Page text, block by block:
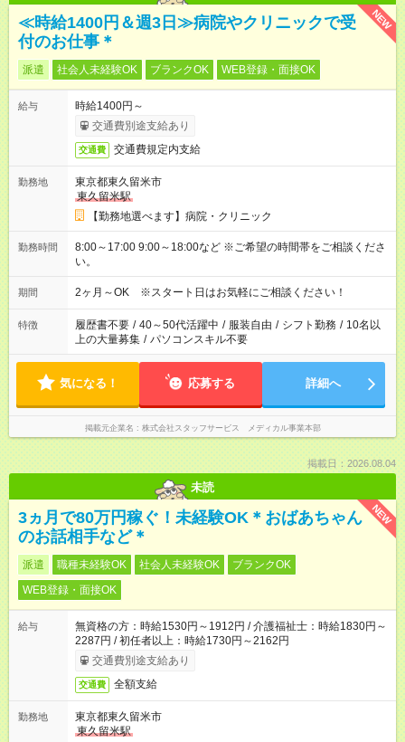
NEW
≪時給1400円＆週3日≫病院やクリニックで受
付のお仕事＊
派遣 社会人未経験OK ブランクOK WEB登録・面接OK
給与
時給1400円～
交通費別途支給あり
交通費 交通費規定内支給
勤務地
東京都東久留米市
東久留米駅
【勤務地選べます】病院・クリニック
勤務時間
8:00～17:00 9:00～18:00など ※ご希望の時間帯をご相談くださ
い。
期間 2ヶ月～OK ※スタート日はお気軽にご相談ください！
特徴 履歴書不要 / 40～50代活躍中 / 服装自由 / シフト勤務 / 10名以
上の大量募集 / パソコンスキル不要
気になる！ 応募する 詳細へ
掲載元企業名 株式会社スタッフサービス メディカル事業本部
掲載日：2026.08.04
未読
NEW
3ヵ月で80万円稼ぐ！未経験OK＊おばあちゃん
のお話相手など＊
派遣 職種未経験OK 社会人未経験OK
ブランクOK
WEB登録・面接OK
給与
無資格の方：時給1530円～1912円 / 介護福祉士：時給1830円～
2287円 / 初任者以上：時給1730円～2162円
交通費別途支給あり
交通費 全額支給
勤務地
東京都東久留米市
東久留米駅